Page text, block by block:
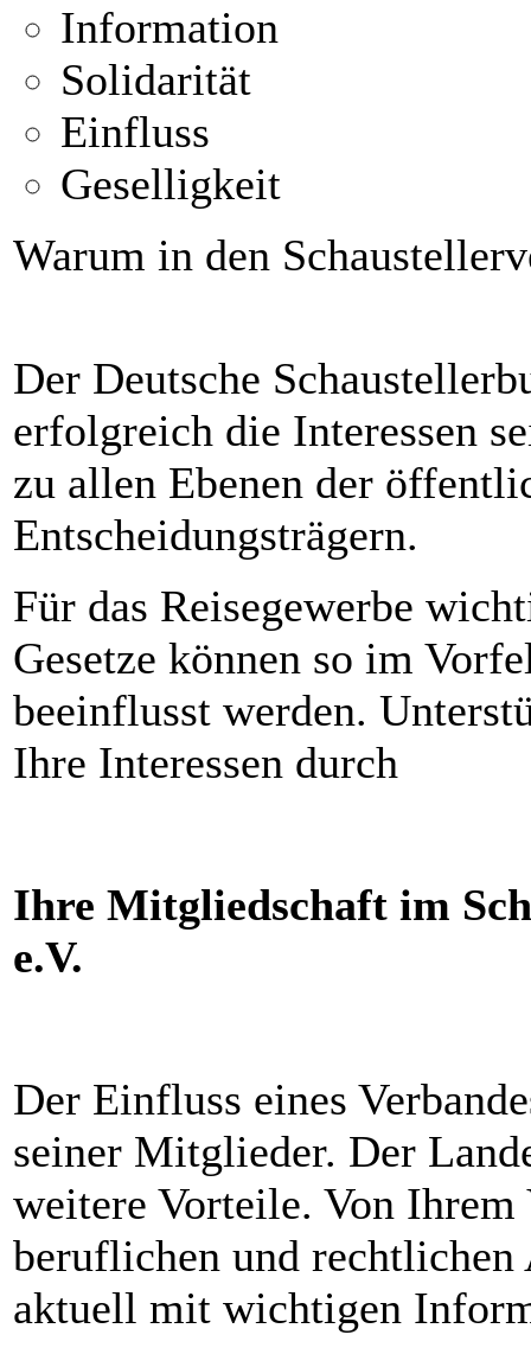
Information
Solidarität
Einfluss
Geselligkeit
Warum in den
Der Deutsche
erfolgreich die Interessen
zu allen Ebenen der
Entscheidungsträgern.
Für das Reisegewerbe
Gesetze können so im
beeinflusst werden.
Ihre Interessen durch
Ihre Mitgliedschaft im
e.V.
Der Einfluss eines
seiner Mitglieder. Der
weitere Vorteile. Von
beruflichen und rechtlichen
aktuell mit wichtigen